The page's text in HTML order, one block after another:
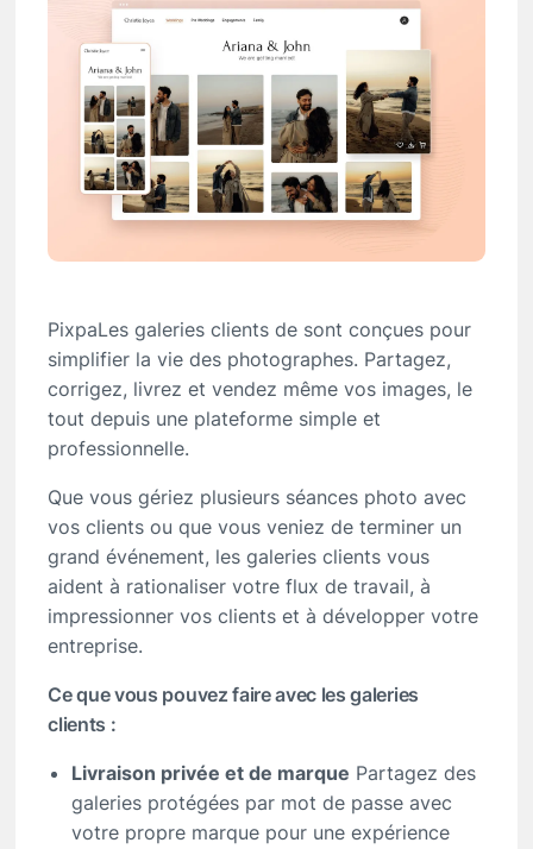
PixpaLes galeries clients de sont conçues pour
simplifier la vie des photographes. Partagez,
corrigez, livrez et vendez même vos images, le
tout depuis une plateforme simple et
professionnelle.
Que vous gériez plusieurs séances photo avec
vos clients ou que vous veniez de terminer un
grand événement, les galeries clients vous
aident à rationaliser votre flux de travail, à
impressionner vos clients et à développer votre
entreprise.
Ce que vous pouvez faire avec les galeries
clients :
Livraison privée et de marque Partagez des
galeries protégées par mot de passe avec
votre propre marque pour une expérience